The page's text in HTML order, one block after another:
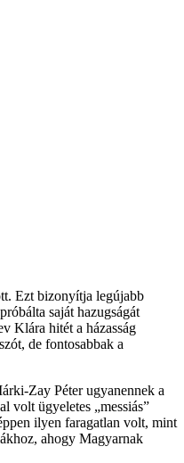
Ezt bizonyítja legújabb
saját hazugságát
Klára hitét a házasság
de fontosabbak a
Zay Péter ugyanennek a
volt ügyeletes „messiás”
ilyen faragatlan volt, mint
ahogy Magyarnak